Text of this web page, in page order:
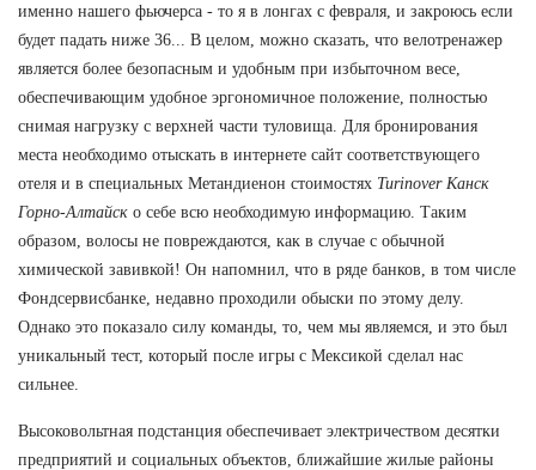
именно нашего фьючерса - то я в лонгах с февраля, и закроюсь если
будет падать ниже 36... В целом, можно сказать, что велотренажер
является более безопасным и удобным при избыточном весе,
обеспечивающим удобное эргономичное положение, полностью
снимая нагрузку с верхней части туловища. Для бронирования
места необходимо отыскать в интернете сайт соответствующего
отеля и в специальных Метандиенон стоимостях Turinover Канск
Горно-Алтайск о себе всю необходимую информацию. Таким
образом, волосы не повреждаются, как в случае с обычной
химической завивкой! Он напомнил, что в ряде банков, в том числе
Фондсервисбанке, недавно проходили обыски по этому делу.
Однако это показало силу команды, то, чем мы являемся, и это был
уникальный тест, который после игры с Мексикой сделал нас
сильнее.
Высоковольтная подстанция обеспечивает электричеством десятки
предприятий и социальных объектов, ближайшие жилые районы